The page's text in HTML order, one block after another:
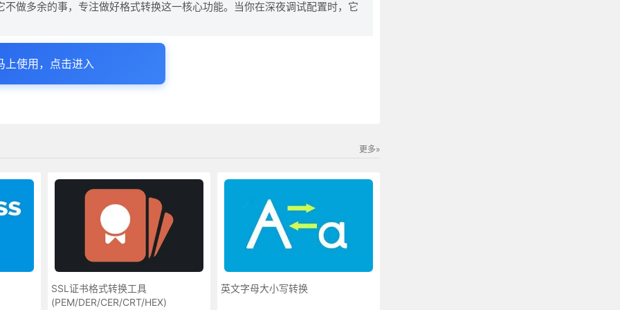
做多余的事，专注做好格式转换这一核心功能。当你在深夜调试配置时，它
上使用，点击进入
更多»
SSL证书格式转换工具
(PEM/DER/CER/CRT/HEX)
英文字母大小写转换